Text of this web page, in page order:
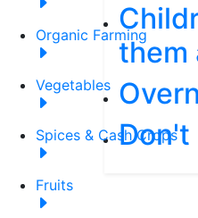
Organic Farming
Vegetables
Spices & Cash Crops
Fruits
them
Don't